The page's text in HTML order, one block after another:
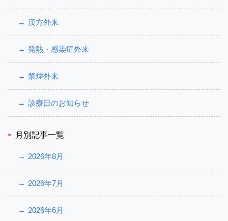
漢方外来
発熱・感染症外来
禁煙外来
診療日のお知らせ
月別記事一覧
2026年8月
2026年7月
2026年6月